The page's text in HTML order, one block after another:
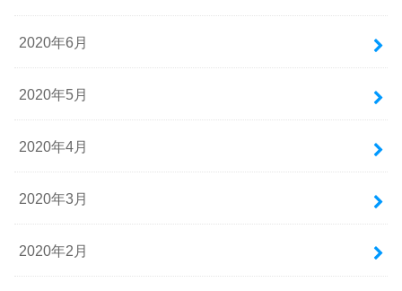
2020年6月
2020年5月
2020年4月
2020年3月
2020年2月